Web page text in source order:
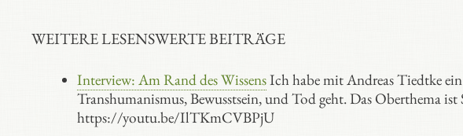
WEITERE LESENSWERTE BEITRÄGE
Interview: Am Rand des WissensIch habe mit Andreas Tiedtke
Transhumanismus, Bewusstsein, und Tod geht. Das Oberthema
https://youtu.be/IlTKmCVBPjU